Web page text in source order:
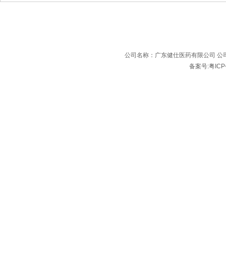
公司名称：广东健仕医药有限公司
备案号:粤